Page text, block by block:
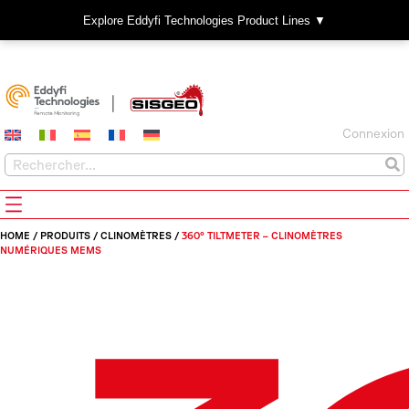
Explore Eddyfi Technologies Product Lines ▼
Connexion
HOME / PRODUITS / CLINOMÈTRES / 360° TILTMETER – CLINOMÈTRES
NUMÉRIQUES MEMS